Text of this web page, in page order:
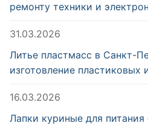
ремонту техники и
31.03.2026
Литье пластмасс в Санкт-
изготовление пластиковых
16.03.2026
Лапки куриные для питания